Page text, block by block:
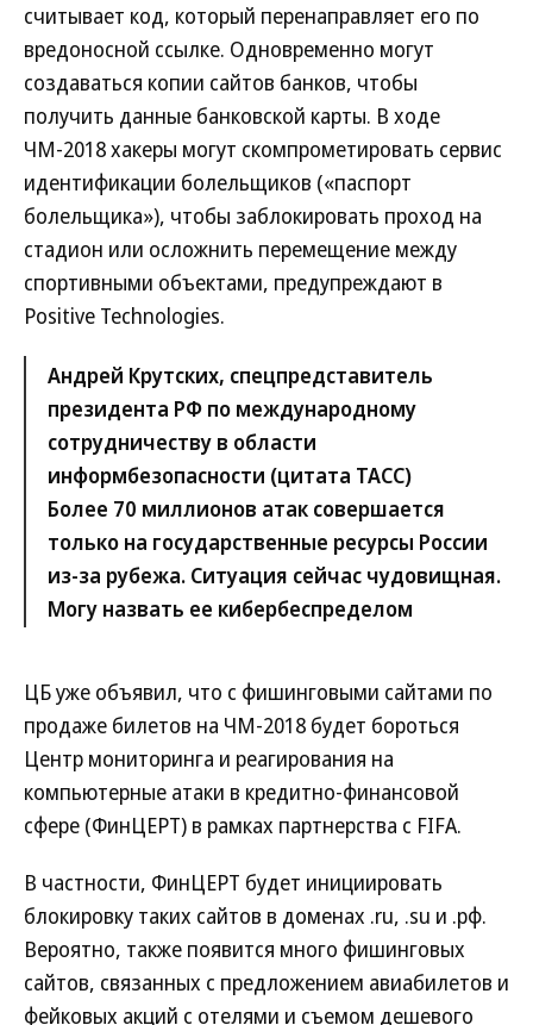
считывает код, который перенаправляет его по
вредоносной ссылке. Одновременно могут
создаваться копии сайтов банков, чтобы
получить данные банковской карты. В ходе
ЧМ-2018 хакеры могут скомпрометировать сервис
идентификации болельщиков («паспорт
болельщика»), чтобы заблокировать проход на
стадион или осложнить перемещение между
спортивными объектами, предупреждают в
Positive Technologies.
Андрей Крутских, спецпредставитель
президента РФ по международному
сотрудничеству в области
информбезопасности (цитата ТАСС)
Более 70 миллионов атак совершается
только на государственные ресурсы России
из-за рубежа. Ситуация сейчас чудовищная.
Могу назвать ее кибербеспределом
ЦБ уже объявил, что с фишинговыми сайтами по
продаже билетов на ЧМ-2018 будет бороться
Центр мониторинга и реагирования на
компьютерные атаки в кредитно-финансовой
сфере (ФинЦЕРТ) в рамках партнерства с FIFA.
В частности, ФинЦЕРТ будет инициировать
блокировку таких сайтов в доменах .ru, .su и .рф.
Вероятно, также появится много фишинговых
сайтов, связанных с предложением авиабилетов и
фейковых акций с отелями и съемом дешевого